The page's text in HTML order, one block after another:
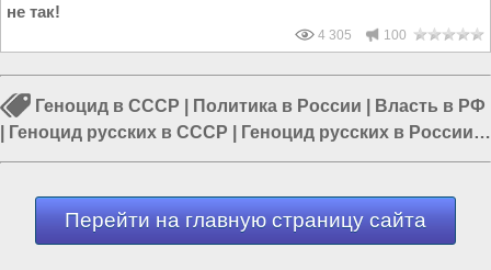
не так!
4 305 100
Геноцид в СССР Политика в России
Власть в РФ
Геноцид русских в СССР Геноцид русских в России|
Геноцид в России|Политика в СССР
Перейти на главную страницу сайта